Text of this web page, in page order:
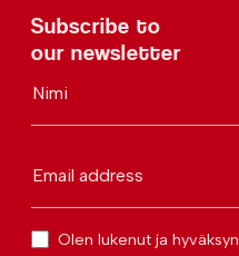
Subscribe to
our newsletter
Nimi
Email address
Olen lukenut ja hyväksyn